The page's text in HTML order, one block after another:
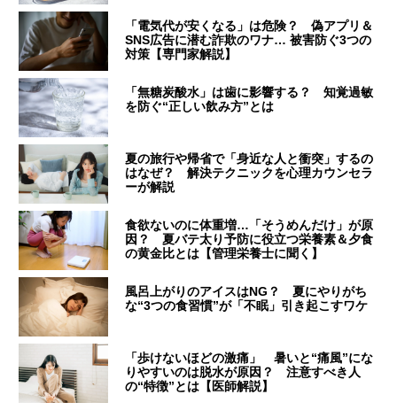
「電気代が安くなる」は危険？ 偽アプリ＆
SNS広告に潜む詐欺のワナ… 被害防ぐ3つの
対策【専門家解説】
「無糖炭酸水」は歯に影響する？ 知覚過敏
を防ぐ“正しい飲み方”とは
夏の旅行や帰省で「身近な人と衝突」するの
はなぜ？ 解決テクニックを心理カウンセラ
ーが解説
食欲ないのに体重増…「そうめんだけ」が原
因？ 夏バテ太り予防に役立つ栄養素＆夕食
の黄金比とは【管理栄養士に聞く】
風呂上がりのアイスはNG？ 夏にやりがち
な“3つの食習慣”が「不眠」引き起こすワケ
「歩けないほどの激痛」 暑いと“痛風”にな
りやすいのは脱水が原因？ 注意すべき人
の“特徴”とは【医師解説】